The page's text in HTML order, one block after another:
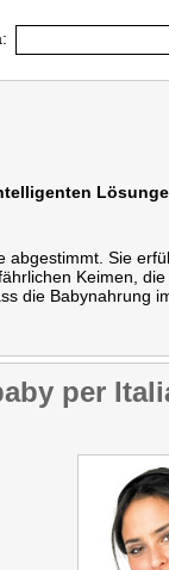
abgestimmt. Sie
Keimen, die
die Babynahrung
per